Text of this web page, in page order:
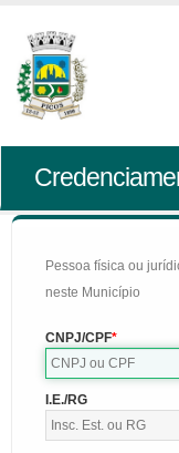
Pessoa física ou
neste Município
CNPJ/CPF
I.E./RG